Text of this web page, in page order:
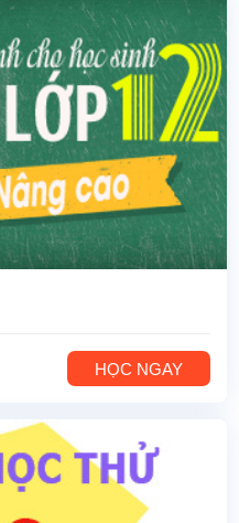
HỌC NGAY